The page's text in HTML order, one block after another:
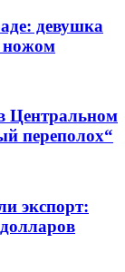
девушка
ножом
Центральном
переполох“
экспорт: